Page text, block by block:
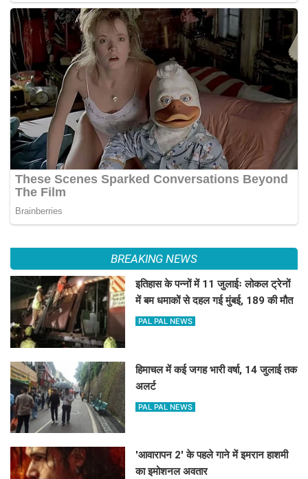
BREAKING NEWS
इतिहास के पन्नों में 11 जुलाईः लोकल ट्रेनों
में बम धमाकों से दहल गई मुंबई, 189 की मौत
PAL PAL NEWS
हिमाचल में कई जगह भारी वर्षा, 14 जुलाई तक
अलर्ट
PAL PAL NEWS
'आवारापन 2' के पहले गाने में इमरान हाशमी
का इमोशनल अवतार